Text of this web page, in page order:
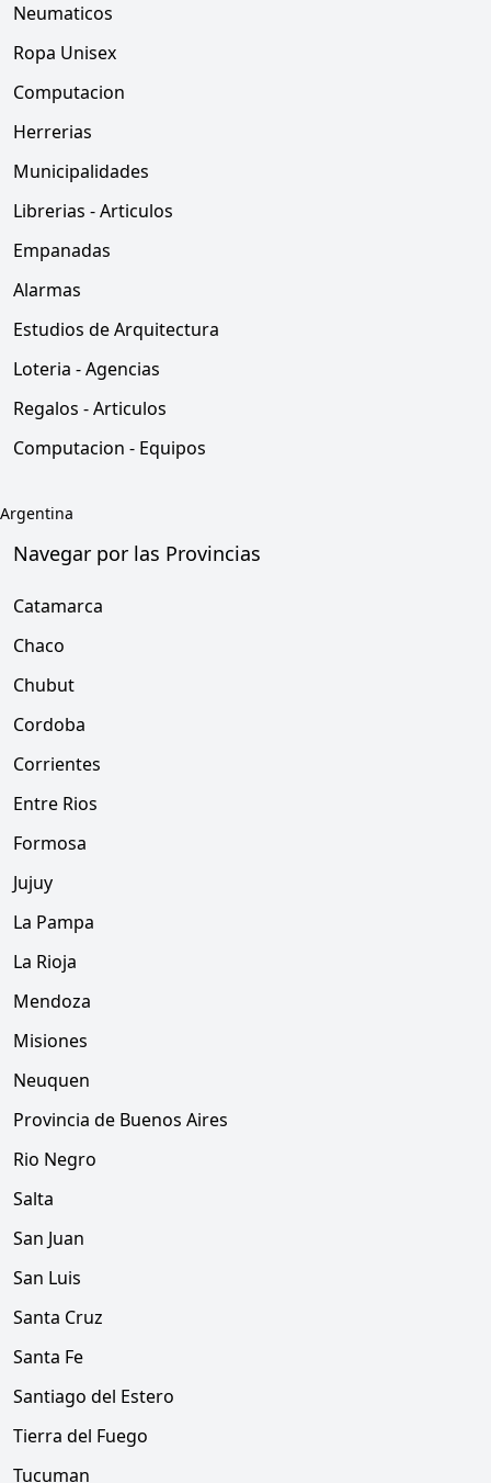
Neumaticos
Ropa Unisex
Computacion
Herrerias
Municipalidades
Librerias - Articulos
Empanadas
Alarmas
Estudios de Arquitectura
Loteria - Agencias
Regalos - Articulos
Computacion - Equipos
Argentina
Navegar por las Provincias
Catamarca
Chaco
Chubut
Cordoba
Corrientes
Entre Rios
Formosa
Jujuy
La Pampa
La Rioja
Mendoza
Misiones
Neuquen
Provincia de Buenos Aires
Rio Negro
Salta
San Juan
San Luis
Santa Cruz
Santa Fe
Santiago del Estero
Tierra del Fuego
Tucuman